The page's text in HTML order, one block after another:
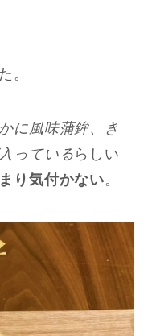
。
に風味蒲鉾、き
っている らしい
り気付かない。